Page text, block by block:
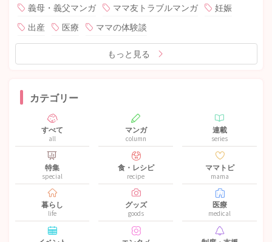
義母・義父マンガ
ママ友トラブルマンガ
妊娠
出産
医療 ママの体験談
もっと見る
カテゴリー
すべて
all
マンガ
column
連載
series
特集
special
食・レシピ
recipe
ママトピ
mama
暮らし
life
グッズ
goods
医療
medical